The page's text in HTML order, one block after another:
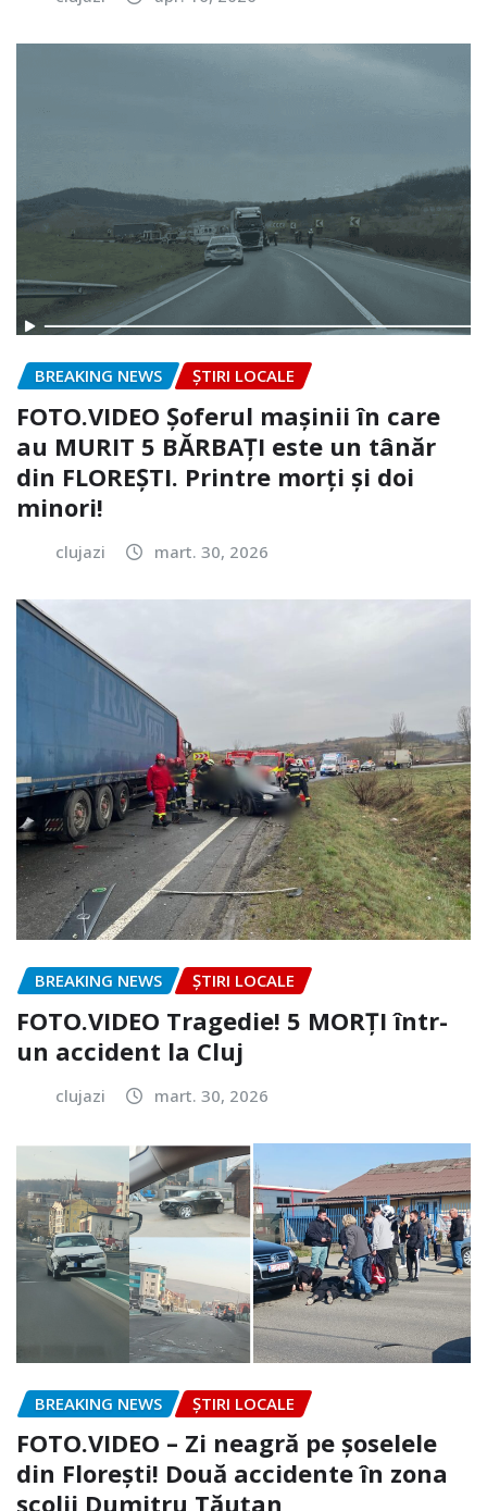
BREAKING NEWS ȘTIRI LOCALE
FOTO.VIDEO Șoferul mașinii în care
au MURIT 5 BĂRBAȚI este un tânăr
din FLOREȘTI. Printre morți și doi
minori!
clujazi mart. 30, 2026
BREAKING NEWS ȘTIRI LOCALE
FOTO.VIDEO Tragedie! 5 MORȚI într-
un accident la Cluj
clujazi mart. 30, 2026
BREAKING NEWS ȘTIRI LOCALE
FOTO.VIDEO – Zi neagră pe șoselele
din Florești! Două accidente în zona
școlii Dumitru Tăuțan